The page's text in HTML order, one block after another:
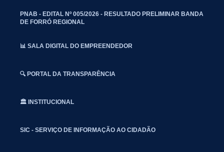
PNAB - EDITAL Nº 005/2026 - RESULTADO PRELIMINAR BANDA
DE FORRÓ REGIONAL
📊 SALA DIGITAL DO EMPREENDEDOR
🔍 PORTAL DA TRANSPARÊNCIA
🏛️ INSTITUCIONAL
SIC - SERVIÇO DE INFORMAÇÃO AO CIDADÃO